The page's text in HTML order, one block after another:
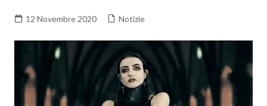
12 Novembre 2020 Notizie